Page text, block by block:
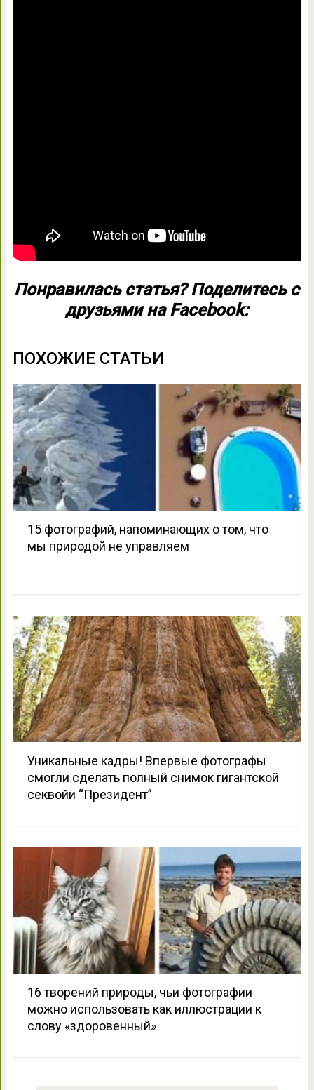
Понравилась статья? Поделитесь с
друзьями на Facebook:
ПОХОЖИЕ СТАТЬИ
15 фотографий, напоминающих о том, что
мы природой не управляем
Уникальные кадры! Впервые фотографы
смогли сделать полный снимок гигантской
секвойи “Президент”
16 творений природы, чьи фотографии
можно использовать как иллюстрации к
слову «здоровенный»